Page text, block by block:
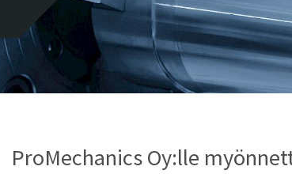
ProMechanics Oy:lle